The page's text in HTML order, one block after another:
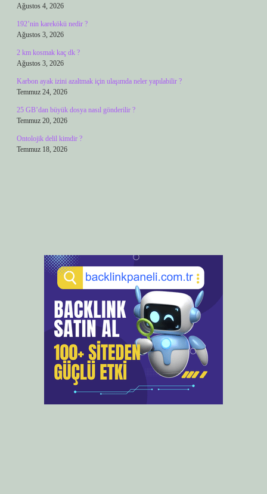
Ağustos 4, 2026
192’nin karekökü nedir ?
Ağustos 3, 2026
2 km kosmak kaç dk ?
Ağustos 3, 2026
Karbon ayak izini azaltmak için ulaşımda neler yapılabilir ?
Temmuz 24, 2026
25 GB’dan büyük dosya nasıl gönderilir ?
Temmuz 20, 2026
Ontolojik delil kimdir ?
Temmuz 18, 2026